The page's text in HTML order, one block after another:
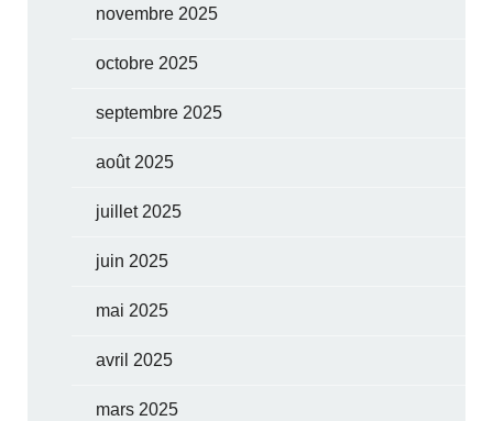
novembre 2025
octobre 2025
septembre 2025
août 2025
juillet 2025
juin 2025
mai 2025
avril 2025
mars 2025